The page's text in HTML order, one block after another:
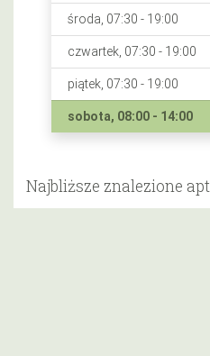
środa, 07:30 - 19:00
czwartek, 07:30 - 19:00
piątek, 07:30 - 19:00
sobota, 08:00 - 14:00
Najbliższe znalezione